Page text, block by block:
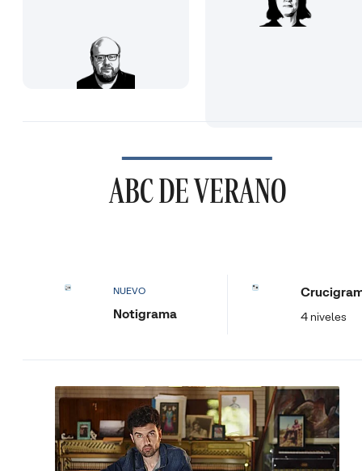
ABC DE VERANO
NUEVO
Notigrama 4 niveles